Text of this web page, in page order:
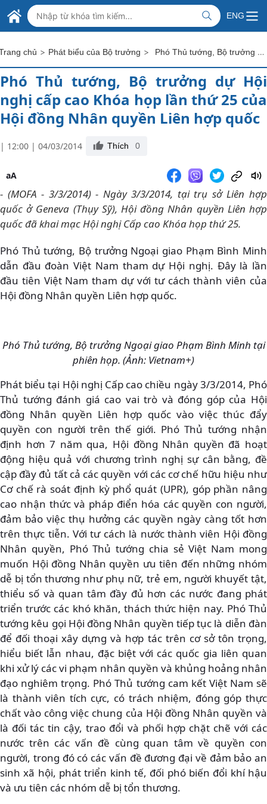
Skip to Main Content
BỘ NGOẠI GIAO VIỆT NAM
MINISTRY OF FOREIGN AFFAIRS
ENG
chủ > Phát biểu của Bộ trưởng > Phó Thủ tướng, Bộ trưởng dự Hội nghị cấp cao Khóa họp lần thứ 25 của Hội đồng Nhân quyền Liên hợp quốc
Phó Thủ tướng, Bộ trưởng dự Hội
nghị cấp cao Khóa họp lần thứ 25 của
Hội đồng Nhân quyền Liên hợp quốc
| 12:00 | 04/03/2014 Thích 0
aA
- (MOFA - 3/3/2014) - Ngày 3/3/2014, tại trụ sở Liên hợp
quốc ở Geneva (Thụy Sỹ), Hội đồng Nhân quyền Liên hợp
quốc đã khai mạc Hội nghị Cấp cao Khóa họp thứ 25.
Phó Thủ tướng, Bộ trưởng Ngoại giao Phạm Bình Minh
dẫn đầu đoàn Việt Nam tham dự Hội nghị. Đây là lần
đầu tiên Việt Nam tham dự với tư cách thành viên của
Hội đồng Nhân quyền Liên hợp quốc.
Phó Thủ tướng, Bộ trưởng Ngoại giao Phạm Bình Minh tại
phiên họp. (Ảnh: Vietnam+)
Phát biểu tại Hội nghị Cấp cao chiều ngày 3/3/2014, Phó
Thủ tướng đánh giá cao vai trò và đóng góp của Hội
đồng Nhân quyền Liên hợp quốc vào việc thúc đẩy
quyền con người trên thế giới. Phó Thủ tướng nhận
định hơn 7 năm qua, Hội đồng Nhân quyền đã hoạt
động hiệu quả với chương trình nghị sự cân bằng, đề
cập đầy đủ tất cả các quyền với các cơ chế hữu hiệu như
Cơ chế rà soát định kỳ phổ quát (UPR), góp phần nâng
cao nhận thức và pháp điển hóa các quyền con người,
đảm bảo việc thụ hưởng các quyền ngày càng tốt hơn
trên thực tiễn. Với tư cách là nước thành viên Hội đồng
Nhân quyền, Phó Thủ tướng chia sẻ Việt Nam mong
muốn Hội đồng Nhân quyền ưu tiên đến những nhóm
dễ bị tổn thương như phụ nữ, trẻ em, người khuyết tật,
thiểu số và quan tâm đầy đủ hơn các nước đang phát
triển trước các khó khăn, thách thức hiện nay. Phó Thủ
tướng kêu gọi Hội đồng Nhân quyền tiếp tục là diễn đàn
để đối thoại xây dựng và hợp tác trên cơ sở tôn trọng,
hiểu biết lẫn nhau, đặc biệt với các quốc gia liên quan
khi xử lý các vi phạm nhân quyền và khủng hoảng nhân
đạo nghiêm trọng. Phó Thủ tướng cam kết Việt Nam sẽ
là thành viên tích cực, có trách nhiệm, đóng góp thực
chất vào công việc chung của Hội đồng Nhân quyền và
là đối tác tin cậy, trao đổi và phối hợp chặt chẽ với các
nước trên các vấn đề cùng quan tâm về quyền con
người, trong đó có các vấn đề đương đại về đảm bảo an
sinh xã hội, phát triển kinh tế, đối phó biến đổi khí hậu
và ưu tiên các nhóm dễ bị tổn thương.